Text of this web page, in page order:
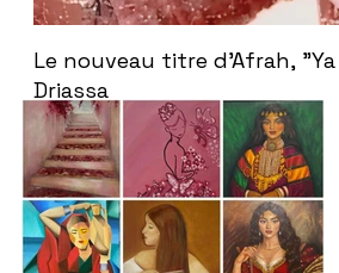
Le nouveau titre d'Afrah,
Driassa